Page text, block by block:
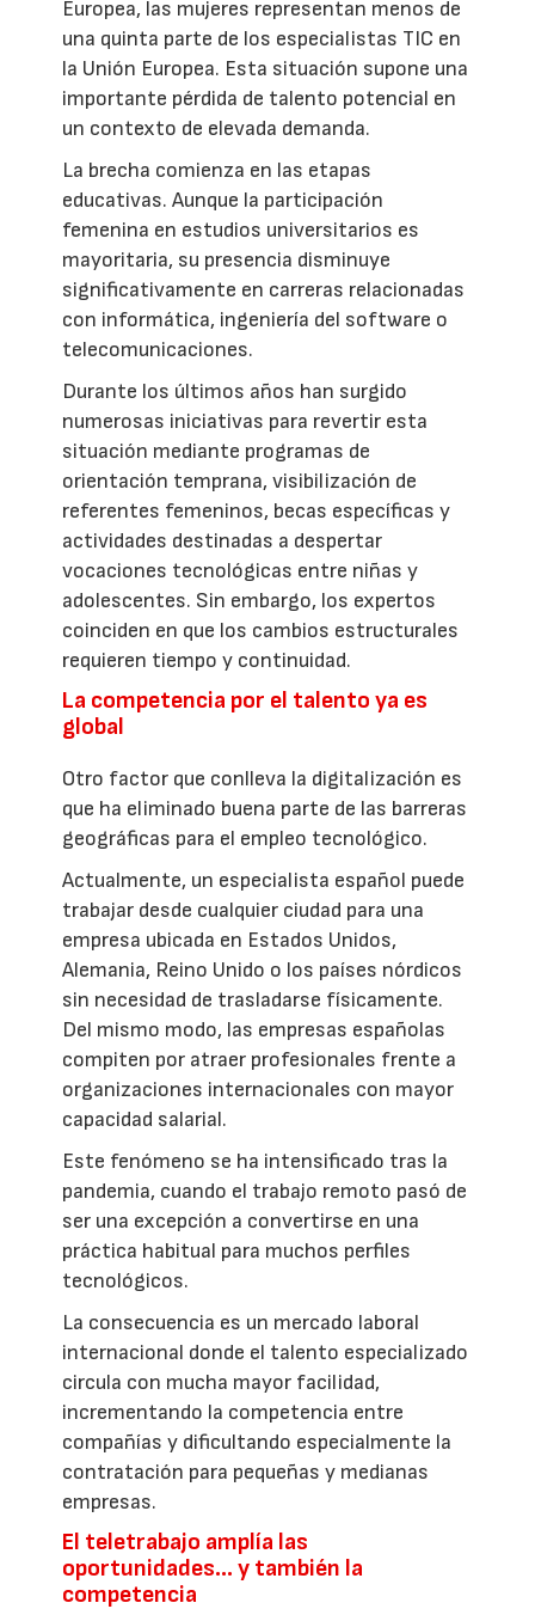
Europea, las mujeres representan menos de
una quinta parte de los especialistas TIC en
la Unión Europea. Esta situación supone una
importante pérdida de talento potencial en
un contexto de elevada demanda.
La brecha comienza en las etapas
educativas. Aunque la participación
femenina en estudios universitarios es
mayoritaria, su presencia disminuye
significativamente en carreras relacionadas
con informática, ingeniería del software o
telecomunicaciones.
Durante los últimos años han surgido
numerosas iniciativas para revertir esta
situación mediante programas de
orientación temprana, visibilización de
referentes femeninos, becas específicas y
actividades destinadas a despertar
vocaciones tecnológicas entre niñas y
adolescentes. Sin embargo, los expertos
coinciden en que los cambios estructurales
requieren tiempo y continuidad.
La competencia por el talento ya es
global
Otro factor que conlleva la digitalización es
que ha eliminado buena parte de las barreras
geográficas para el empleo tecnológico.
Actualmente, un especialista español puede
trabajar desde cualquier ciudad para una
empresa ubicada en Estados Unidos,
Alemania, Reino Unido o los países nórdicos
sin necesidad de trasladarse físicamente.
Del mismo modo, las empresas españolas
compiten por atraer profesionales frente a
organizaciones internacionales con mayor
capacidad salarial.
Este fenómeno se ha intensificado tras la
pandemia, cuando el trabajo remoto pasó de
ser una excepción a convertirse en una
práctica habitual para muchos perfiles
tecnológicos.
La consecuencia es un mercado laboral
internacional donde el talento especializado
circula con mucha mayor facilidad,
incrementando la competencia entre
compañías y dificultando especialmente la
contratación para pequeñas y medianas
empresas.
El teletrabajo amplía las
oportunidades… y también la
competencia